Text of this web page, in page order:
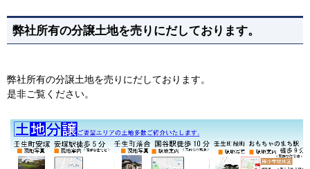
弊社所有の分譲土地を売りにだしております。
弊社所有の分譲土地を売りにだしております。
是非ご覧ください。